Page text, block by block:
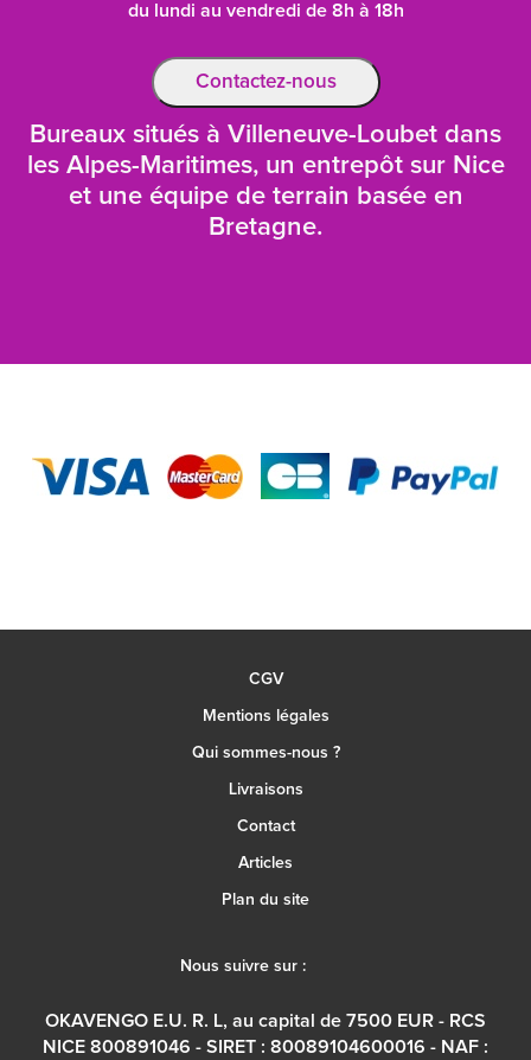
du lundi au vendredi de 8h à 18h
Contactez-nous
Bureaux situés à Villeneuve-Loubet dans
les Alpes-Maritimes, un entrepôt sur Nice
et une équipe de terrain basée en
Bretagne.
CGV
Mentions légales
Qui sommes-nous ?
Livraisons
Contact
Articles
Plan du site
Nous suivre sur :
OKAVENGO E.U. R. L, au capital de 7500 EUR - RCS
NICE 800891046 - SIRET : 80089104600016 - NAF :